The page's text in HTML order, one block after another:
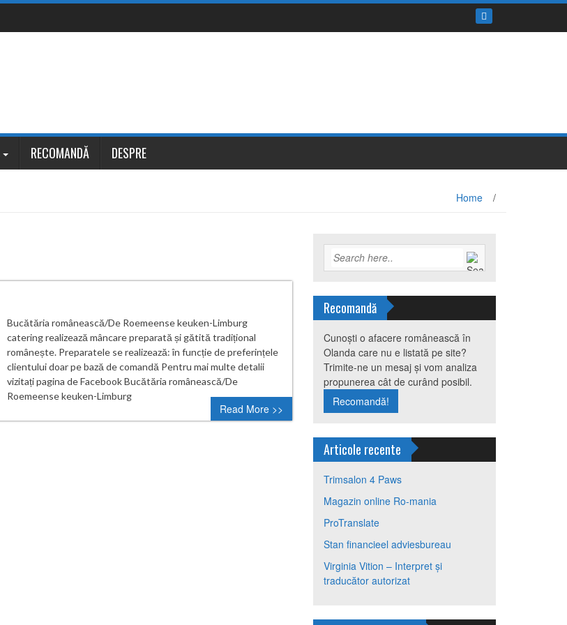
RECOMANDĂ DESPRE
Home /
Bucătăria românească/De Roemeense keuken-Limburg
catering realizează mâncare preparată și gătită tradițional
românește. Preparatele se realizează: în funcție de preferințele
clientului doar pe bază de comandă Pentru mai multe detalii
vizitați pagina de Facebook Bucătăria românească/De
Roemeense keuken-Limburg
Read More >>
Recomandă
Cunoști o afacere românească în
Olanda care nu e listată pe site?
Trimite-ne un mesaj și vom analiza
propunerea cât de curând posibil.
Recomandă!
Articole recente
Trimsalon 4 Paws
Magazin online Ro-mania
ProTranslate
Stan financieel adviesbureau
Virginia Vition – Interpret și
traducător autorizat